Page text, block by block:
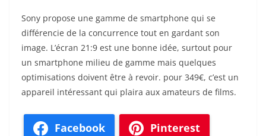
Sony propose une gamme de smartphone qui se
différencie de la concurrence tout en gardant son
image. L’écran 21:9 est une bonne idée, surtout pour
un smartphone milieu de gamme mais quelques
optimisations doivent être à revoir. pour 349€, c’est un
appareil intéressant qui plaira aux amateurs de films.
Facebook Pinterest